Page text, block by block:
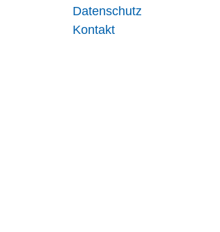
Datenschutz
Kontakt